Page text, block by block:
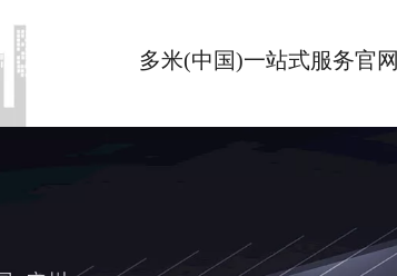
多米(中国)一站式服务官网